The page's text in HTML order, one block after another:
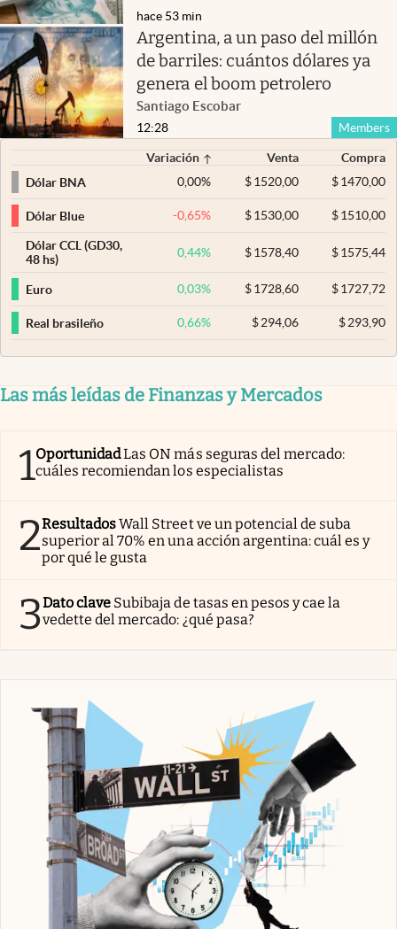
hace 53 min
Argentina, a un paso del millón
de barriles: cuántos dólares ya
genera el boom petrolero
Santiago Escobar
Members
12:28
Variación Venta
Compra
Dólar BNA
0,00% $ 1520,00 $1470,00
Dólar Blue -0,65% $ 1530,00 $1510,00
Dólar CCL (GD30,
48 hs)
0,44% $ 1578,40 $1575,44
Euro 0,03% $ 1728,60 $1727,72
Real brasileño 0,66% $ 294,06 $293,90
Las más leídas de Finanzas y Mercados
1OportunidadLas ON más seguras del mercado:
cuáles recomiendan los especialistas
2ResultadosWall Street ve un potencial de suba
superior al 70% en una acción argentina: cuál es y
por qué le gusta
3Dato clave Subibaja de tasas en pesos y cae la
vedette del mercado: ¿qué pasa?